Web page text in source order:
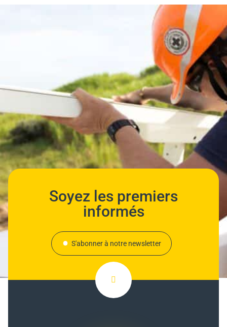
Soyez les premiers
informés
S'abonner à notre newsletter